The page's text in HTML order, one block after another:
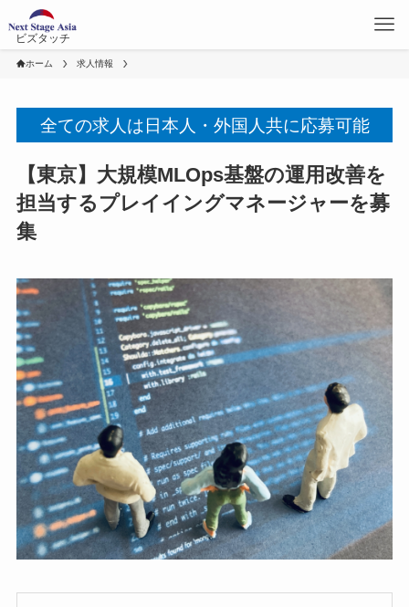
ビズタッチ
ホーム 求人情報
全ての求人は日本人・外国人共に応募可能
【東京】大規模MLOps基盤の運用改善を
担当するプレイイングマネージャーを募
集